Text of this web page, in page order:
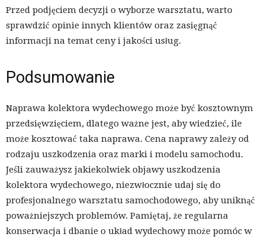
Przed podjęciem decyzji o wyborze warsztatu, warto
sprawdzić opinie innych klientów oraz zasięgnąć
informacji na temat ceny i jakości usług.
Podsumowanie
Naprawa kolektora wydechowego może być kosztownym
przedsięwzięciem, dlatego ważne jest, aby wiedzieć, ile
może kosztować taka naprawa. Cena naprawy zależy od
rodzaju uszkodzenia oraz marki i modelu samochodu.
Jeśli zauważysz jakiekolwiek objawy uszkodzenia
kolektora wydechowego, niezwłocznie udaj się do
profesjonalnego warsztatu samochodowego, aby uniknąć
poważniejszych problemów. Pamiętaj, że regularna
konserwacja i dbanie o układ wydechowy może pomóc w